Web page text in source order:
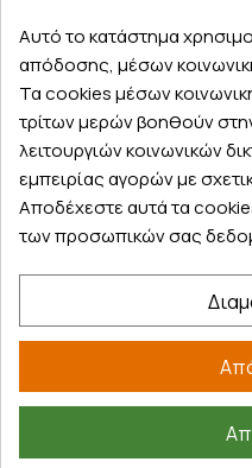
Εγγραφείτε με το email
πρώτοι για προσφορές,
κωδικούς και μοναδικά
Βρείτε μας στα social
©2026
Αυτό το κατάστημα
απόδοσης, μέσων
Τα cookies μέσων
τρίτων μερών βοηθούν
λειτουργιών κοινωνικών
εμπειρίας αγορών με
Αποδέχεστε αυτά τα
των προσωπικών σας